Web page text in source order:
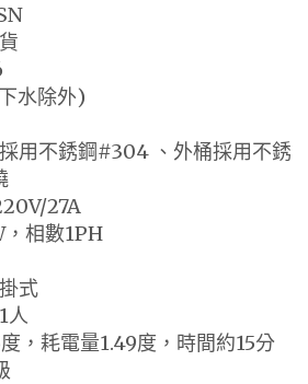
水除外)
用不銹鋼#304 、外桶採用不銹
27A
相數1PH
式
人
，耗電量1.49度，時間約15分